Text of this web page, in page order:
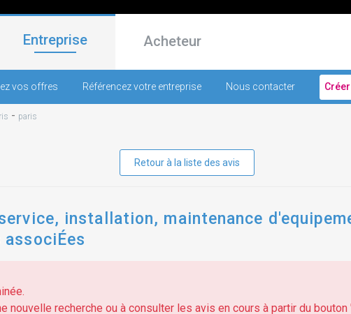
Entreprise Acheteur
vos offres Référencez votre entreprise Nous contacter
- paris
Retour à la liste des avis
installation, maintenance
nouvelle recherche ou à consulter les avis en cours à partir du